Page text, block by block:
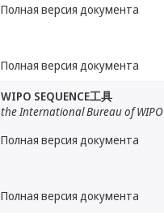
Полная версия документа
Полная версия документа
WIPO SEQUENCE工具
the International Bureau of WIPO
Полная версия документа
Полная версия документа